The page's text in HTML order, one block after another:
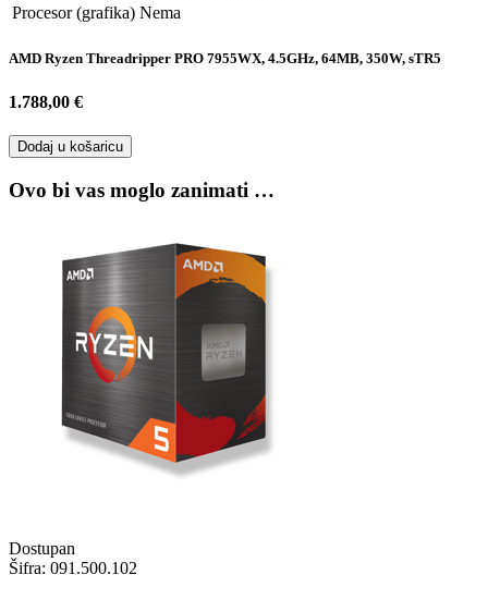
Procesor (grafika) Nema
AMD Ryzen Threadripper PRO 7955WX, 4.5GHz, 64MB, 350W, sTR5
1.788,00 €
Dodaj u košaricu
Ovo bi vas moglo zanimati …
Dostupan
Šifra: 091.500.102